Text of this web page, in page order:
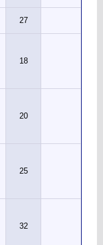
27
18
20
25
32